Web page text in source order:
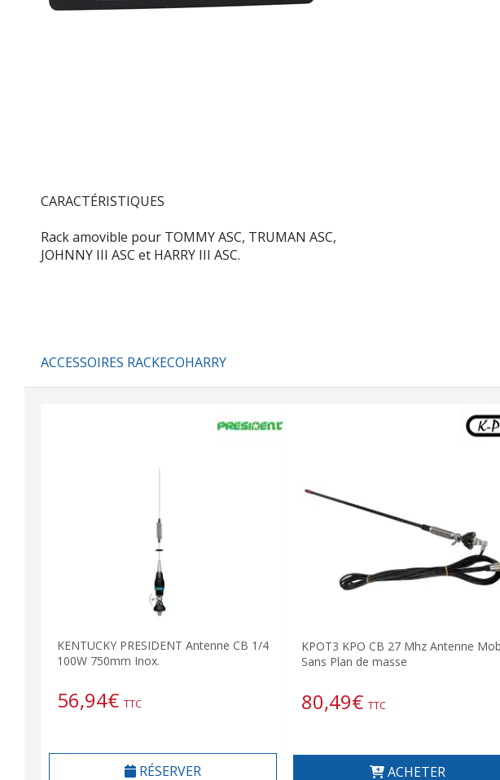
CARACTÉRISTIQUES
Rack amovible pour TOMMY ASC, TRUMAN ASC,
JOHNNY III ASC et HARRY III ASC.
ACCESSOIRES RACKECOHARRY
KENTUCKY PRESIDENT Antenne CB 1/4
100W 750mm Inox.
56,94€ TTC
RÉSERVER
KPOT3 KPO CB 27 Mhz Antenne
Sans Plan de masse
80,49€ TTC
ACHETER